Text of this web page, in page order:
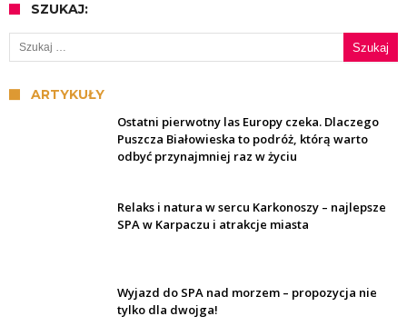
SZUKAJ:
Szukaj:
ARTYKUŁY
Ostatni pierwotny las Europy czeka. Dlaczego
Puszcza Białowieska to podróż, którą warto
odbyć przynajmniej raz w życiu
Relaks i natura w sercu Karkonoszy – najlepsze
SPA w Karpaczu i atrakcje miasta
Wyjazd do SPA nad morzem – propozycja nie
tylko dla dwojga!